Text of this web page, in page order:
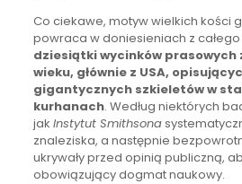
Co ciekawe, motyw wielkich kości
powraca w doniesieniach z
dziesiątki wycinków prasowych
wieku, głównie z USA,
gigantycznych szkieletów w
kurhanach. Według niektórych
jak Instytut Smithsona
znaleziska, a następnie
ukrywały przed opinią publiczną,
obowiązujący dogmat naukowy.